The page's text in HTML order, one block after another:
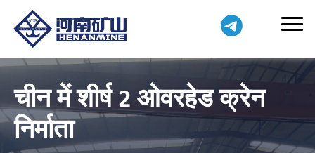
चीन में शीर्ष 2 ओवरहेड क्रेन
निर्माता